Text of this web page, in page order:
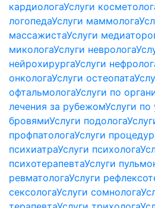
кардиологаУслуги
логопедаУслуги маммолога
массажистаУслуги
микологаУслуги невролога
нейрохирургаУслуги
онкологаУслуги остеопата
офтальмологаУслуги по
лечения за рубежомУслуги
бровямиУслуги подолога
профпатологаУслуги
психиатраУслуги психолога
психотерапевтаУслуги
ревматологаУслуги
сексологаУслуги сомнолога